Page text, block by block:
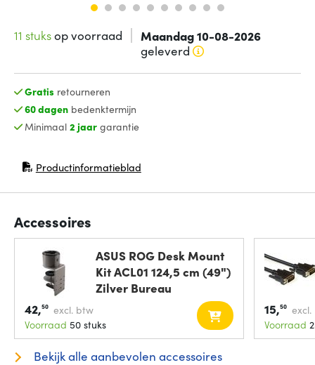
11 stuksop voorraad Maandag 10-08-2026
geleverd
Gratis retourneren
60 dagenbedenktermijn
Minimaal 2 jaargarantie
Productinformatieblad
(opent in nieuw venster)
Accessoires
ASUS ROG Desk Mount
Kit ACL01 124,5 cm (49")
Zilver Bureau
42,50 excl. btw
Voorraad 50 stuks
15,50
Voorraad
Bekijk alle aanbevolen accessoires